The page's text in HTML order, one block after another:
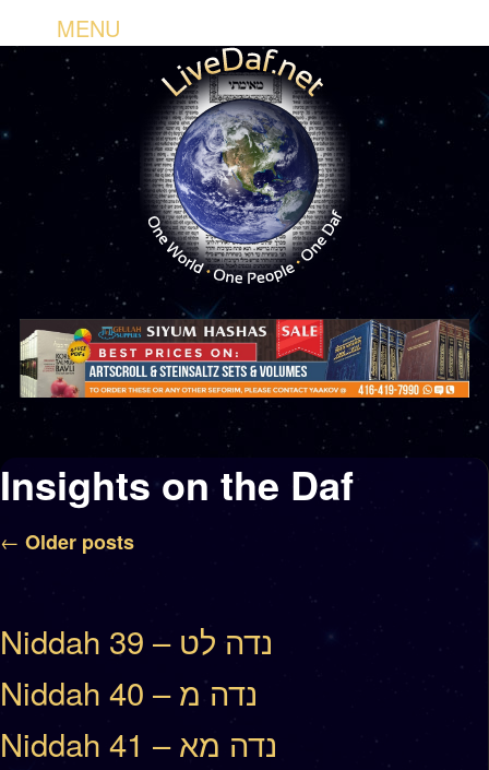
Insights on the Daf
Post navigation
← Older posts
Niddah 39 – נדה לט
Niddah 40 – נדה מ
Niddah 41 – נדה מא
MENU